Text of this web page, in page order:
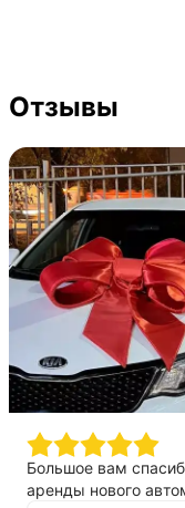
Отзывы
Большое вам
аренды нового